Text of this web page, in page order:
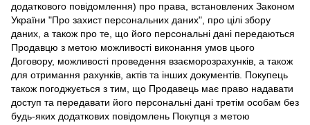
додаткового повідомлення) про права, встановлених Законом
України "Про захист персональних даних", про цілі збору
даних, а також про те, що його персональні дані передаються
Продавцю з метою можливості виконання умов цього
Договору, можливості проведення взаєморозрахунків, а також
для отримання рахунків, актів та інших документів. Покупець
також погоджується з тим, що Продавець має право надавати
доступ та передавати його персональні дані третім особам без
будь-яких додаткових повідомлень Покупця з метою